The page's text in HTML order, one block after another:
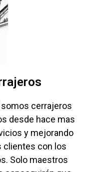
somos cerrajeros
desde hace mas
y mejorando
clientes con los
Solo maestros